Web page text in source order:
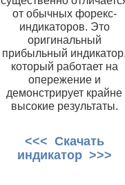
от обычных форекс-
индикаторов. Это
оригинальный
прибыльный
который работает на
опережение и
демонстрирует крайне
высокие результаты.
<<< Скачать
индикатор >>>